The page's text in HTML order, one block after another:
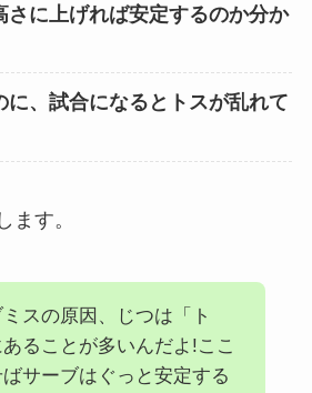
さに上げれば安定するのか分か
に、試合になるとトスが乱れて
ます。
スの原因、じつは「ト
あることが多いんだよ!ここ
ばサーブはぐっと安定する